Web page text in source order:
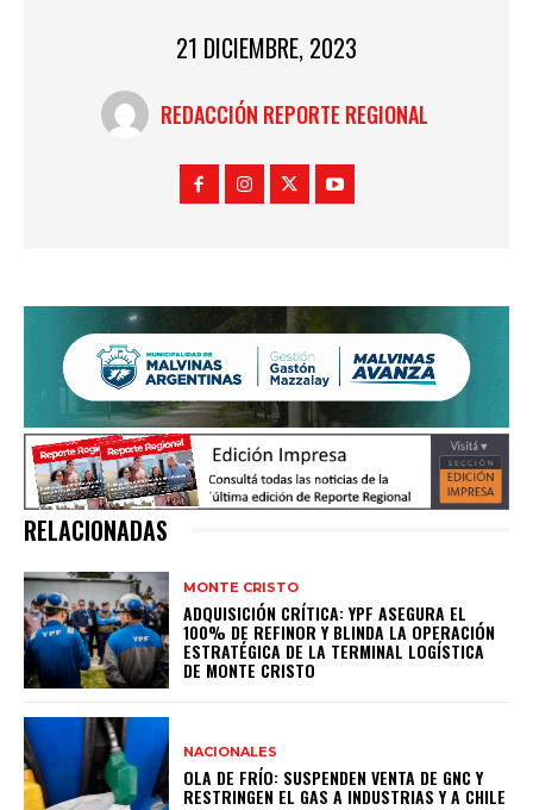
21 DICIEMBRE, 2023
REDACCIÓN REPORTE REGIONAL
RELACIONADAS
MONTE CRISTO
ADQUISICIÓN CRÍTICA: YPF ASEGURA EL
100% DE REFINOR Y BLINDA LA OPERACIÓN
ESTRATÉGICA DE LA TERMINAL LOGÍSTICA
DE MONTE CRISTO
NACIONALES
OLA DE FRÍO: SUSPENDEN VENTA DE GNC Y
RESTRINGEN EL GAS A INDUSTRIAS Y A CHILE